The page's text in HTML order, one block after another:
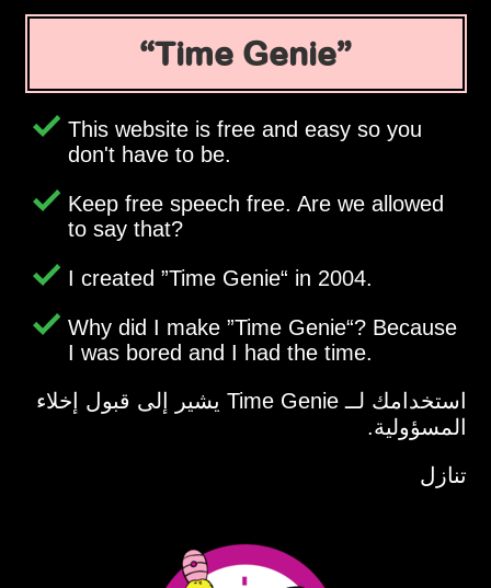
Time Genie
This website is free and easy so you
don't have to be.
Keep free speech free. Are we allowed
to say that?
I created Time Genie in 2004.
Why did I make Time Genie ? Because
I was bored and I had the time.
استخدامك لــ Time Genie يشير إلى قبول إخلاء
المسؤولية.
تنازل